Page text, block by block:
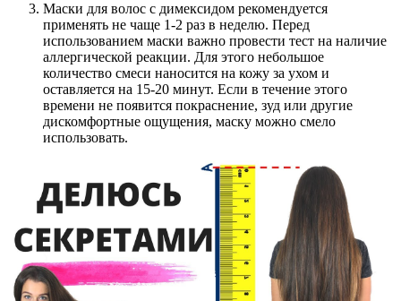
Маски для волос с димексидом рекомендуется
применять не чаще 1-2 раз в неделю. Перед
использованием маски важно провести тест на наличие
аллергической реакции. Для этого небольшое
количество смеси наносится на кожу за ухом и
оставляется на 15-20 минут. Если в течение этого
времени не появится покраснение, зуд или другие
дискомфортные ощущения, маску можно смело
использовать.